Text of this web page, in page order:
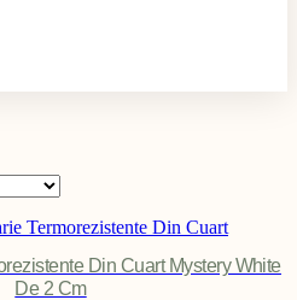
Din Cuart Mystery White
De 2 Cm